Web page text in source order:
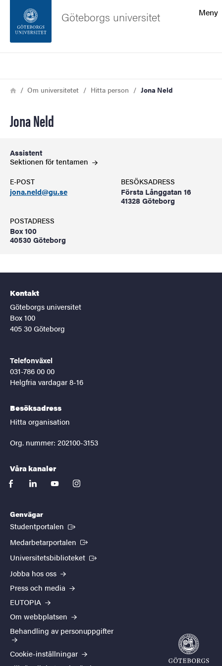
Sidfoten
Meny
Göteborgs universitet
Länkstig
HemOm universitetet Hitta person Jona Neld
Jona Neld
Assistent
Sektionen förtentamen
E-POST
jona.neld@gu.se
BESÖKSADRESS
Första Långgatan 16
41328 Göteborg
POSTADRESS
Box 100
40530 Göteborg
Kontakt
Göteborgs universitet
Box 100
405 30 Göteborg
Telefonväxel
031-786 00 00
Helgfria vardagar 8-16
Besöksadress
Hitta organisation
Org. nummer: 202100-3153
Våra kanaler
facebooklinkedinyoutubeinstagram
Genvägar
Studentportalen (Extern länk)
Medarbetarportalen (Extern länk)
Universitetsbiblioteket (Extern länk)
Jobba hos oss
Press och media
EUTOPIA
Om webbplatsen
Behandling av personuppgifter
Cookie-inställningar